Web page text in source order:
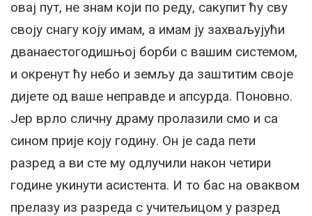
овај пут, не знам који по реду, сакупит ћу сву
своју снагу коју имам, а имам ју захваљујући
дванаестогодишњој борби с вашим системом,
и окренут ћу небо и земљу да заштитим своје
дијете од ваше неправде и апсурда. Поновно.
Јер врло сличну драму пролазили смо и са
сином прије коју годину. Он је сада пети
разред а ви сте му одлучили након четири
године укинути асистента. И то бас на оваквом
прелазу из разреда с учитељицом у разред